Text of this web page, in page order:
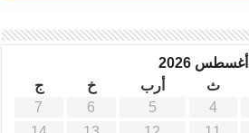
أغسطس 2026
ث أرب خ
ج
4
5
6
7